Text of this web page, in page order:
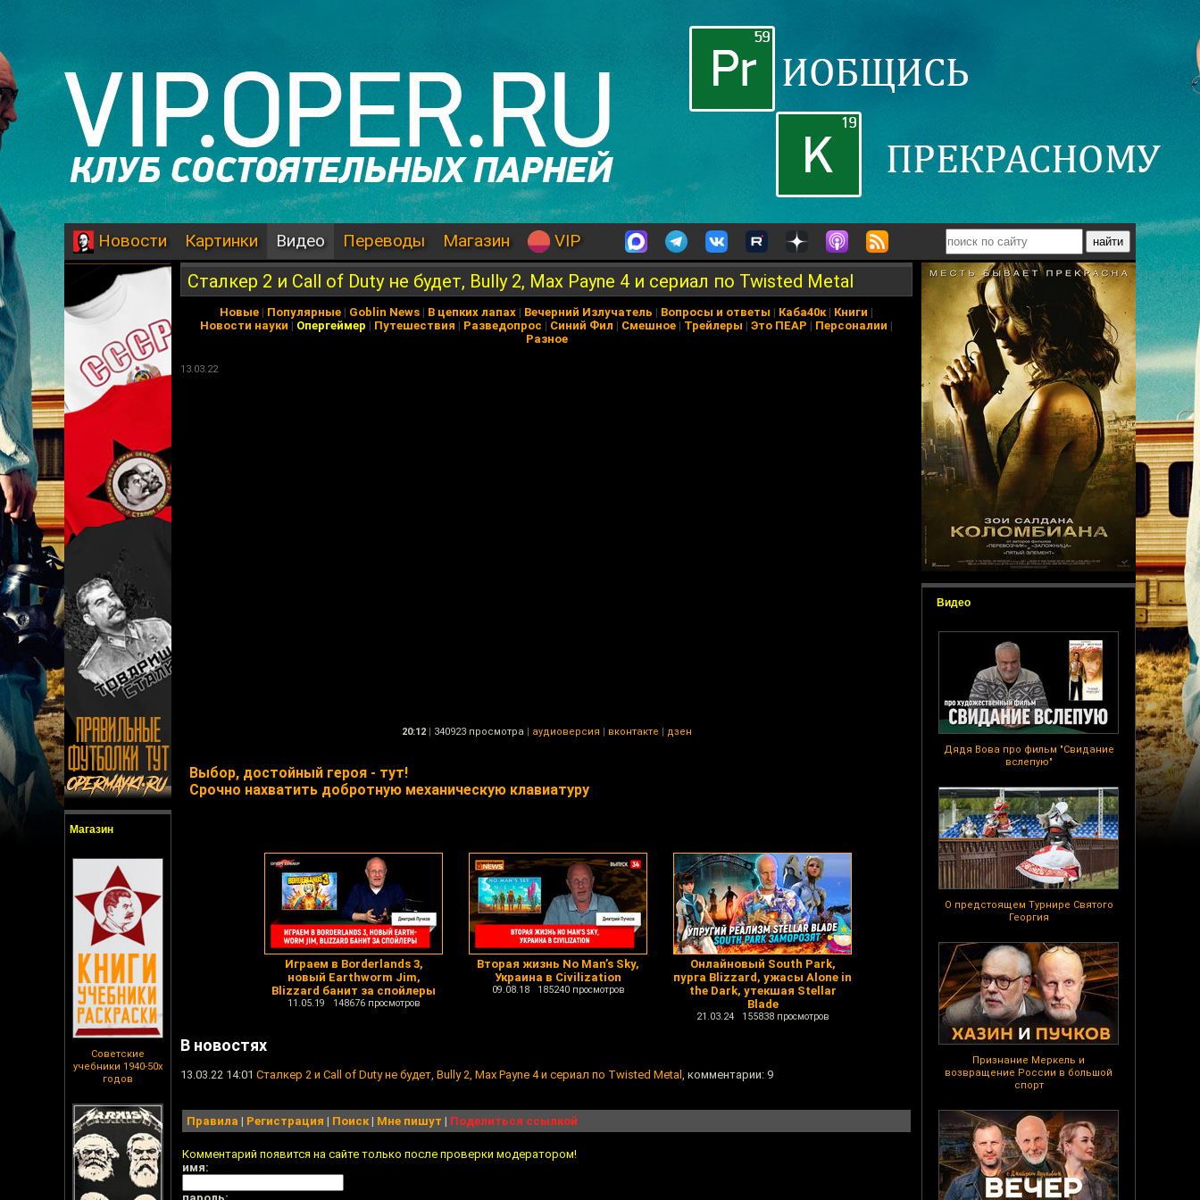
Новости Картинки Видео Переводы Магазин VIP
Магазин
Советские
учебники 1940-50х
годов
Видео
Дядя Вова про фильм "Свидание
вслепую"
О предстоящем Турнире Святого
Георгия
Признание Меркель и
возвращение России в большой
спорт
Сталкер 2 и Call of Duty не будет, Bully 2, Max Payne 4 и сериал по Twisted Metal
Новые | Популярные | Goblin News | В цепких лапах | Вечерний Излучатель | Вопросы и ответы | Каба40к| Книги |
Новости науки | Опергеймер | Путешествия | Разведопрос | Синий Фил | Смешное | Трейлеры | Это ПЕАР | Персоналии |
Разное
13.03.22
20:12 | 340923 просмотра | аудиоверсия | вконтакте | дзен
Выбор, достойный героя - тут!
Срочно нахватить добротную механическую клавиатуру
Играем в Borderlands 3,
новый Earthworm Jim,
Blizzard банит за спойлеры
11.05.19 148676 просмотров
Вторая жизнь No Man’s Sky,
Украина в Civilization
09.08.18 185240 просмотров
Онлайновый South Park,
пурга Blizzard, ужасы Alone in
the Dark, утекшая Stellar
Blade
21.03.24 155838 просмотров
В новостях
13.03.22 14:01 Сталкер 2 и Call of Duty не будет, Bully 2, Max Payne 4 и сериал по Twisted Metal , комментарии: 9
Правила | Регистрация | Поиск| Мне пишут | Поделиться ссылкой
Комментарий появится на сайте только после проверки модератором!
имя: